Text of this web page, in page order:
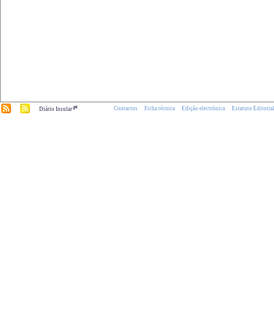
Diário Insular.pt Contactos Ficha técnica Edição electrónica Estatuto Editorial